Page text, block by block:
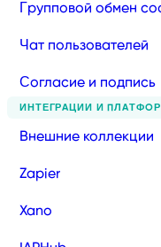
Групповой обмен
Чат пользователей
Согласие и подпись
ИНТЕГРАЦИИ И
Внешние коллекции
Zapier
Xano